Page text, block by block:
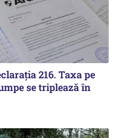
216. Taxa pe
se triplează în